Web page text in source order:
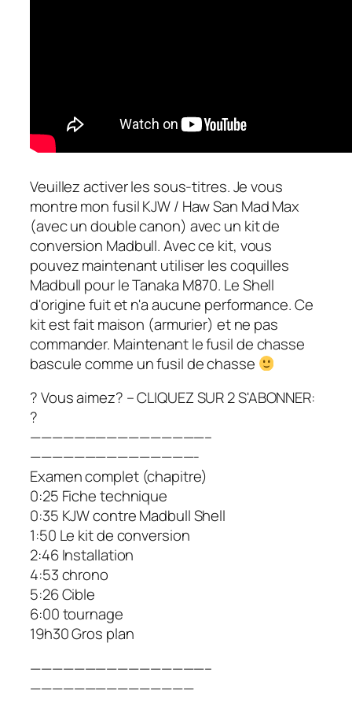
Veuillez activer les sous-titres. Je vous
montre mon fusil KJW / Haw San Mad Max
(avec un double canon) avec un kit de
conversion Madbull. Avec ce kit, vous
pouvez maintenant utiliser les coquilles
Madbull pour le Tanaka M870. Le Shell
d'origine fuit et n'a aucune performance. Ce
kit est fait maison (armurier) et ne pas
commander. Maintenant le fusil de chasse
bascule comme un fusil de chasse
? Vous aimez? – CLIQUEZ SUR 2 S'ABONNER:
?
————————————————–
———————————————-
Examen complet (chapitre)
0:25 Fiche technique
0:35 KJW contre Madbull Shell
1:50 Le kit de conversion
2:46 Installation
4:53 chrono
5:26 Cible
6:00 tournage
19h30 Gros plan
————————————————–
———————————————